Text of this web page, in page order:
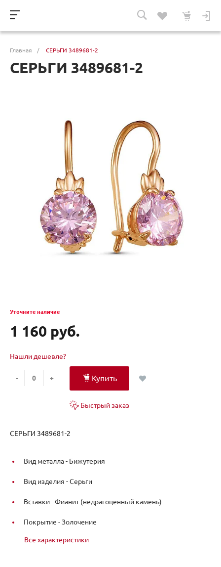
Главная / СЕРЬГИ 3489681-2
СЕРЬГИ 3489681-2
Уточните наличие
1 160 руб.
Нашли дешевле?
- + Купить
Быстрый заказ
СЕРЬГИ 3489681-2
Вид металла - Бижутерия
Вид изделия -Серьги
Вставки -Фианит (недрагоценный камень)
Покрытие -Золочение
Все характеристики